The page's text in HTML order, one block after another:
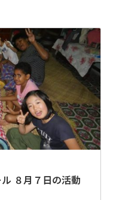
８月７日の活動